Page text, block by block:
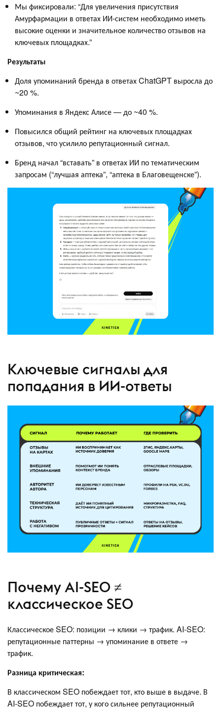
Мы фиксировали: “Для увеличения присутствия
Амурфармации в ответах ИИ‑систем необходимо иметь
высокие оценки и значительное количество отзывов на
ключевых площадках.”
Результаты
Доля упоминаний бренда в ответах ChatGPT выросла до
~20 %.
Упоминания в Яндекс Алисе — до ~40 %.
Повысился общий рейтинг на ключевых площадках
отзывов, что усилило репутационный сигнал.
Бренд начал “вставать” в ответах ИИ по тематическим
запросам (“лучшая аптека”, “аптека в Благовещенске”).
Ключевые сигналы для
попадания в ИИ-ответы
Почему AI-SEO ≠
классическое SEO
Классическое SEO: позиции → клики → трафик. AI-SEO:
репутационные паттерны → упоминание в ответе →
трафик.
Разница критическая:
В классическом SEO побеждает тот, кто выше в выдаче. В
AI-SEO побеждает тот, у кого сильнее репутационный